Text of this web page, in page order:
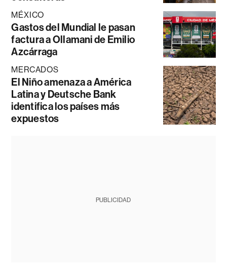
MÉXICO
Gastos del Mundial le pasan
factura a Ollamani de Emilio
Azcárraga
MERCADOS
El Niño amenaza a América
Latina y Deutsche Bank
identifica los países más
expuestos
PUBLICIDAD